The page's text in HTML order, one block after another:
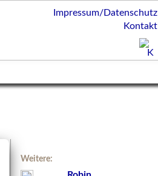
Weitere:
Impressum/Datenschutz
Kontakt